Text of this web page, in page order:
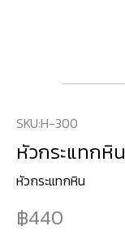
SKU:H-300
หัวกระแทกหิน
หัวกระแทกหิน
440